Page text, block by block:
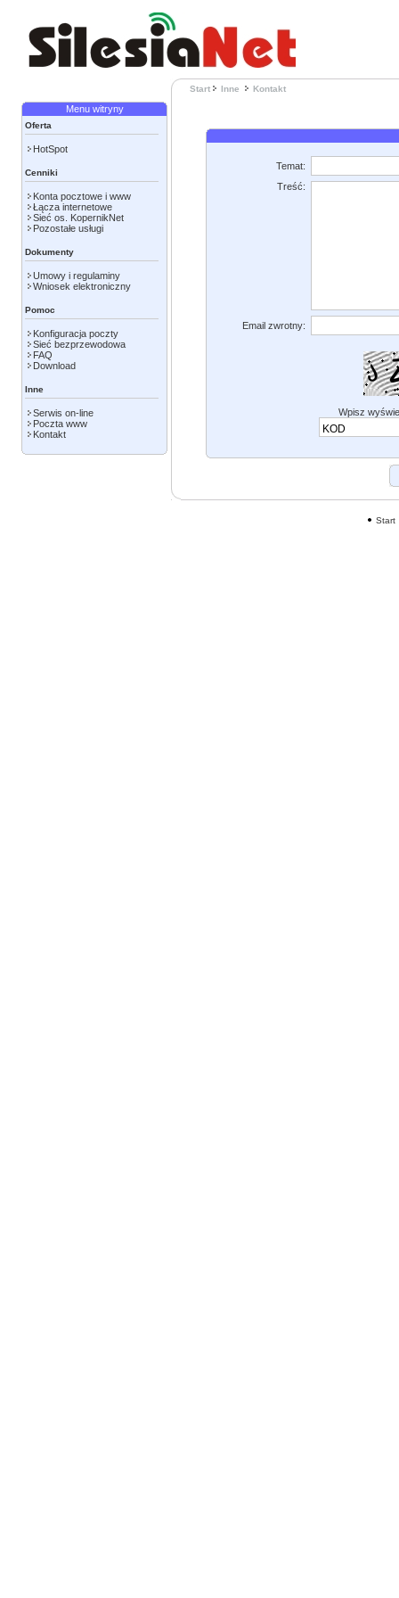
Menu witryny
Oferta
HotSpot
Cenniki
Konta pocztowe i www
Łącza internetowe
Sieć os. KopernikNet
Pozostałe usługi
Dokumenty
Umowy i regulaminy
Wniosek elektroniczny
Pomoc
Konfiguracja poczty
Sieć bezprzewodowa
FAQ
Download
Inne
Serwis on-line
Poczta www
Kontakt
Start Inne Kontakt
Temat:
Treść:
Email zwrotny:
Wpisz
Start